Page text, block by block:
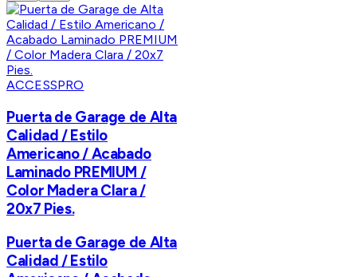
ACCESSPRO
Puerta de Garage de Alta
Calidad / Estilo
Americano / Acabado
Laminado PREMIUM /
Color Madera Clara /
20x7 Pies.
Puerta de Garage de Alta
Calidad / Estilo